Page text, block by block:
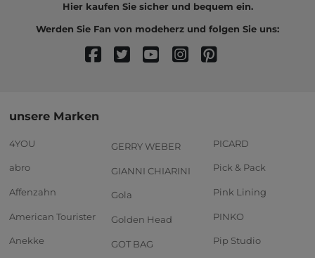
Hier kaufen Sie sicher und bequem ein.
Werden Sie Fan von modeherz und folgen Sie uns:
unsere Marken
4YOU
abro
Affenzahn
American Tourister
Anekke
GERRY WEBER
GIANNI CHIARINI
Gola
Golden Head
GOT BAG
PICARD
Pick & Pack
Pink Lining
PINKO
Pip Studio